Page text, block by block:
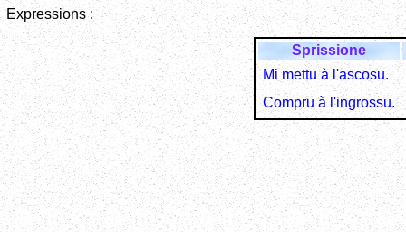
Expressions:
Sprissione
Mi mettu à l'ascosu.
Compru à l'ingrossu.